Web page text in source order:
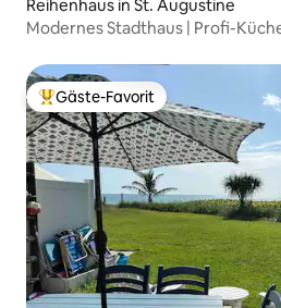
Reihenhaus in St. Augustine
Modernes Stadthaus | Profi-
Beliebter Gäste-Favorit.
Gäste-Favorit